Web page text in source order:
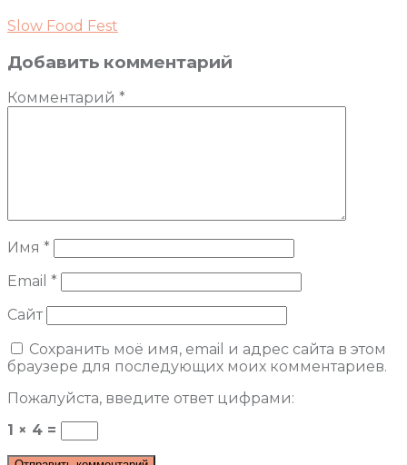
Slow Food Fest
Добавить комментарий
Комментарий *
Имя *
Email *
Сайт
Сохранить моё имя, email и адрес сайта в этом
браузере для последующих моих комментариев.
Пожалуйста, введите ответ цифрами:
1 × 4 =